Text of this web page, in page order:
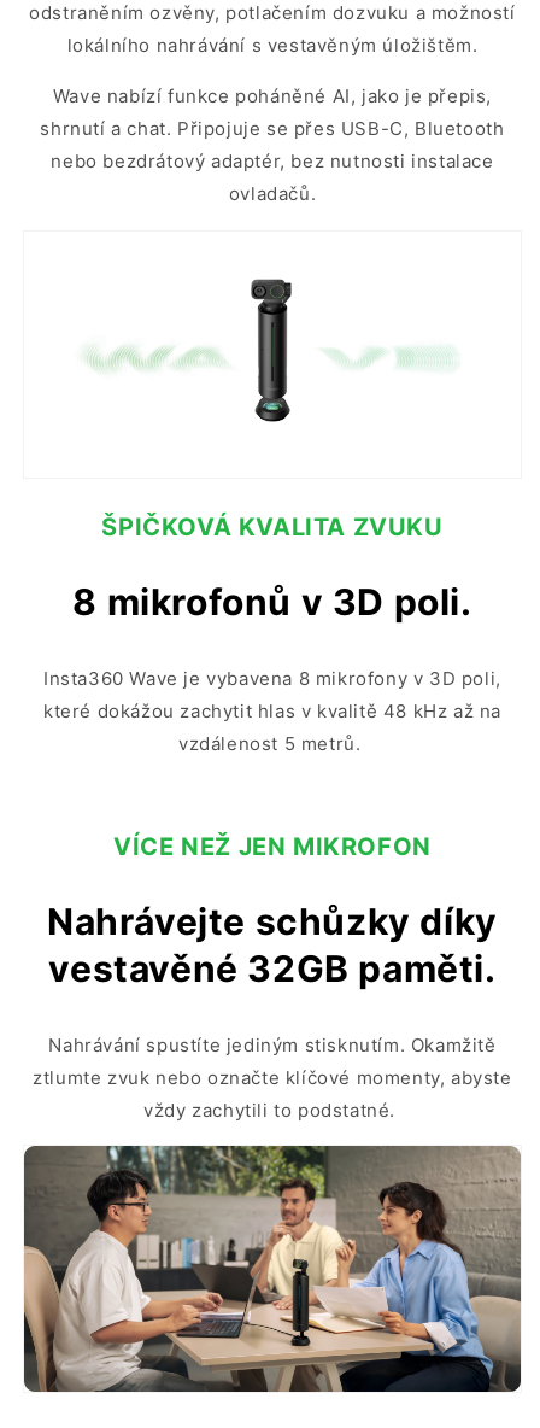
odstraněním ozvěny, potlačením dozvuku a možností
lokálního nahrávání s vestavěným úložištěm.
Wave nabízí funkce poháněné AI, jako je přepis,
shrnutí a chat. Připojuje se přes USB-C, Bluetooth
nebo bezdrátový adaptér, bez nutnosti instalace
ovladačů.
ŠPIČKOVÁ KVALITA ZVUKU
8 mikrofonů v 3D poli.
Insta360 Wave je vybavena 8 mikrofony v 3D poli,
které dokážou zachytit hlas v kvalitě 48 kHz až na
vzdálenost 5 metrů.
VÍCE NEŽ JEN MIKROFON
Nahrávejte schůzky díky
vestavěné 32GB paměti.
Nahrávání spustíte jediným stisknutím. Okamžitě
ztlumte zvuk nebo označte klíčové momenty, abyste
vždy zachytili to podstatné.